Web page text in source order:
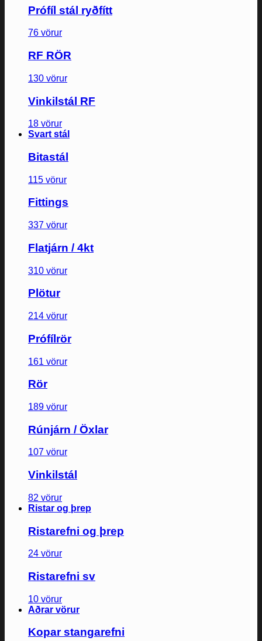
Prófíl stál ryðfítt
76 vörur
RF RÖR
130 vörur
Vinkilstál RF
18 vörur
Svart stál
Bitastál
115 vörur
Fittings
337 vörur
Flatjárn / 4kt
310 vörur
Plötur
214 vörur
Prófílrör
161 vörur
Rör
189 vörur
Rúnjárn / Öxlar
107 vörur
Vinkilstál
82 vörur
Ristar og þrep
Ristarefni og þrep
24 vörur
Ristarefni sv
10 vörur
Aðrar vörur
Kopar stangarefni